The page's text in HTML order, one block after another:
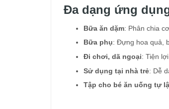
Đa dạng ứng
Bữa ăn dặm: Phân chia
Bữa phụ: Đựng hoa quả,
Đi chơi, dã ngoại: Tiện
Sử dụng tại nhà trẻ: Dễ
Tập cho bé ăn uống tự